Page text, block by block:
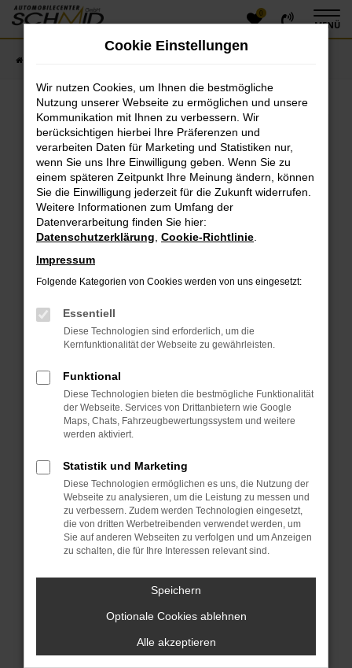
Zum
Hauptinhalt
0
MENÜ
Fehler: Network Error
Beim Laden ist ein Fehler aufgetreten.
Hier sind ein paar Tipps, die dir helfen können:
Überprüfe deine Firewall und deine
Internetverbindung.
Laden andere Webseiten, zum Beispiel deine
Suchmaschine?
Prüfe deine Browsererweiterungen.
das Laden bestimmter Seiten verhindern.
Funktioniert die Seite in einem anderen Browser
oder in einem privaten Fenster?
Das kann manchmal helfen, vorübergehende
Probleme zu beheben.
Stelle sicher, dass dein Browser und dein
Betriebssystem auf dem neuesten Stand sind.
Sicherheitsrisiko, sondern kann auch dazu führen,
dass bestimmte Funktionen nicht mehr
unterstützt werden.
Wende dich an den Webseitenbetreiber.
Wenn du alle oben genannten Schritte versucht
hast, kontaktiere uns bitte. Wir werden versuchen,
das Problem zu beheben. Du kannst uns diesen
Text schicken, um uns bei der Fehlersuche zu
unterstützen:
ewogICJuYW1lIjogIk5ldHdvcmtFcnJvciIsCiAgI
mNvbmZpZyI6IHsKICAgICJtZXRob2QiOiAiR0VUIi
Cookie Einstellungen
Wir nutzen Cookies, um Ihnen die bestmögliche
Nutzung unserer Webseite zu ermöglichen und unsere
Kommunikation mit Ihnen zu verbessern. Wir
berücksichtigen hierbei Ihre Präferenzen und
verarbeiten Daten für Marketing und Statistiken nur,
wenn Sie uns Ihre Einwilligung geben. Wenn Sie zu
einem späteren Zeitpunkt Ihre Meinung ändern, können
Sie die Einwilligung jederzeit für die Zukunft widerrufen.
Weitere Informationen zum Umfang der
Datenverarbeitung finden Sie hier:
Datenschutzerklärung Cookie-Richtlinie
Impressum
Folgende Kategorien von Cookies werden von uns eingesetzt:
Essentiell
Diese Technologien sind erforderlich, um die
Kernfunktionalität der Webseite zu gewährleisten.
Funktional
Diese Technologien bieten die bestmögliche Funktionalität
der Webseite. Services von Drittanbietern wie Google
Maps, Chats, Fahrzeugbewertungssystem und weitere
werden aktiviert.
Statistik und Marketing
Diese Technologien ermöglichen es uns, die Nutzung der
Webseite zu analysieren, um die Leistung zu messen und
zu verbessern. Zudem werden Technologien eingesetzt,
die von dritten Werbetreibenden verwendet werden, um
Sie auf anderen Webseiten zu verfolgen und um Anzeigen
zu schalten, die für Ihre Interessen relevant sind.
Speichern
Optionale Cookies ablehnen
Alle akzeptieren